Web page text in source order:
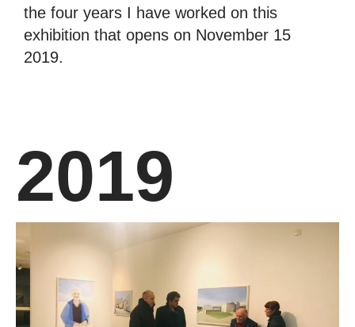
the four years I have worked on this
exhibition that opens on November 15
2019.
2019